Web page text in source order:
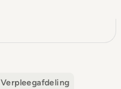
Verpleegafdeling